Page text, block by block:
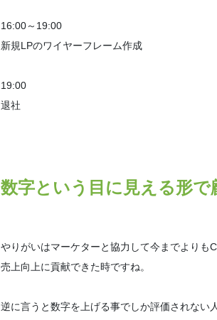
16:00～19:00
新規LPのワイヤーフレーム作成
19:00
退社
数字という目に見える形
やりがいはマーケターと協力して今までよりも
売上向上に貢献できた時ですね。
逆に言うと数字を上げる事でしか評価されない